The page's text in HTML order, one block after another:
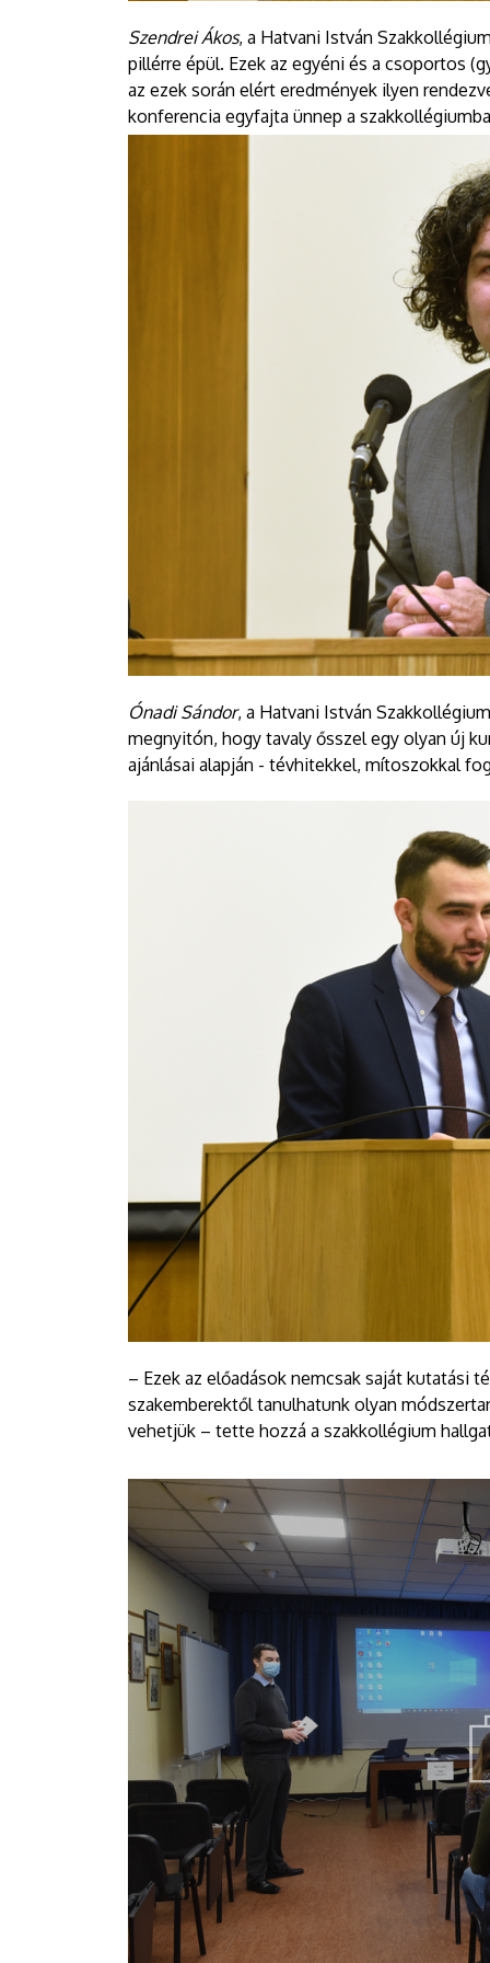
Szendrei Ákos, a Hatvani István
pillérre épül. Ezek az egyéni és a csoportos
az ezek során elért eredmények ilyen
konferencia egyfajta ünnep a
Ónadi Sándor, a Hatvani István
megnyitón, hogy tavaly ősszel egy olyan új
ajánlásai alapján - tévhitekkel, mítoszokkal
– Ezek az előadások nemcsak saját kutatási
szakemberektől tanulhatunk olyan
vehetjük – tette hozzá a szakkollégium